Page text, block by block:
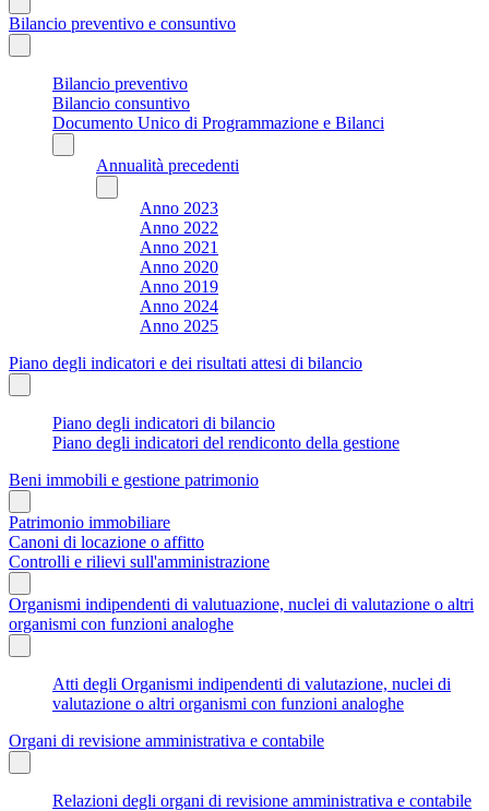
Bilancio preventivo e consuntivo
Bilancio preventivo
Bilancio consuntivo
Documento Unico di Programmazione e Bilanci
Annualità precedenti
Anno 2023
Anno 2022
Anno 2021
Anno 2020
Anno 2019
Anno 2024
Anno 2025
Piano degli indicatori e dei risultati attesi di bilancio
Piano degli indicatori di bilancio
Piano degli indicatori del rendiconto della gestione
Beni immobili e gestione patrimonio
Patrimonio immobiliare
Canoni di locazione o affitto
Controlli e rilievi sull'amministrazione
Organismi indipendenti di valutuazione, nuclei di valutazione o altri
organismi con funzioni analoghe
Atti degli Organismi indipendenti di valutazione, nuclei di
valutazione o altri organismi con funzioni analoghe
Organi di revisione amministrativa e contabile
Relazioni degli organi di revisione amministrativa e contabile